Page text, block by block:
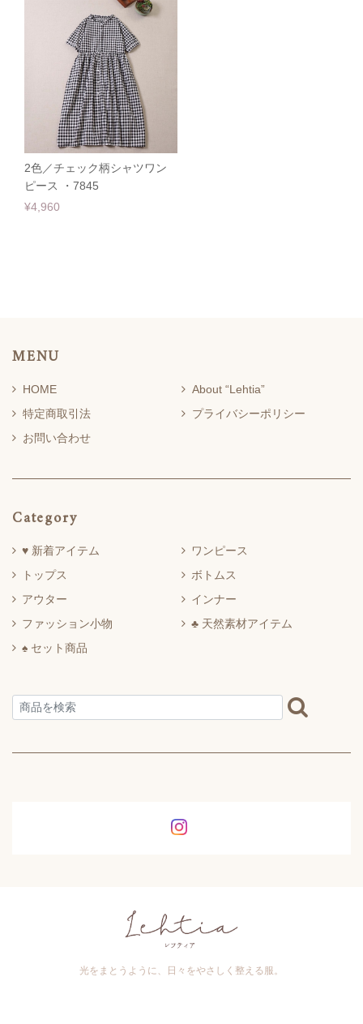
2色／チェック柄シャツワン
ピース ・7845
¥4,960
MENU
HOME
About “Lehtia”
特定商取引法
プライバシーポリシー
お問い合わせ
Category
♥ 新着アイテム
ワンピース
トップス
ボトムス
アウター
インナー
ファッション小物
♣ 天然素材アイテム
♠ セット商品
光をまとうように、日々をやさしく整える服。